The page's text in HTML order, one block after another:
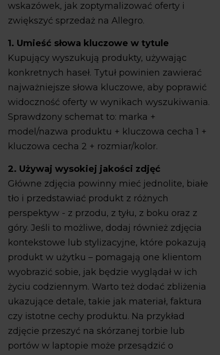
wskazówek, jak zoptymalizować oferty i
zwiększyć sprzedaż na Allegro.
1. Umieść słowa kluczowe w tytule
Kupujący wyszukują produkty, używając
konkretnych haseł. Tytuł powinien zawierać
najważniejsze słowa kluczowe, aby poprawić
widoczność oferty w wynikach wyszukiwania.
Sprawdzony schemat to: marka +
model/nazwa produktu + kluczowa cecha 1 +
kluczowa cecha 2 + rozmiar/kolor.
2. Używaj wysokiej jakości zdjęć
Główne zdjęcia powinny mieć jednolite, białe
tło i przedstawiać produkt z różnych
perspektyw - z przodu, z tyłu, z boku oraz z
góry. Jeśli to możliwe, dodaj również zdjęcia
kontekstowe lub stylizacyjne, które pokazują
produkt w użytku – pomagają one klientom
wyobrazić sobie, jak będzie wyglądał w ich
życiu codziennym. Warto też dodać zbliżenia
ukazujące detale, takie jak materiał, faktura
czy istotne cechy produktu. Na przykład
zdjęcie przeszyć na skórzanej torbie lub
portów w laptopie może przesądzić o